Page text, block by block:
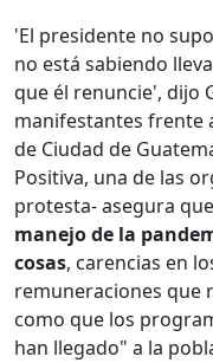
'El presidente no
no está sabiendo
que él renuncie', dijo
manifestantes frente
de Ciudad de
Positiva, una de las
protesta- asegura que
manejo de la
cosas, carencias en
remuneraciones que
como que los
han llegado" a la